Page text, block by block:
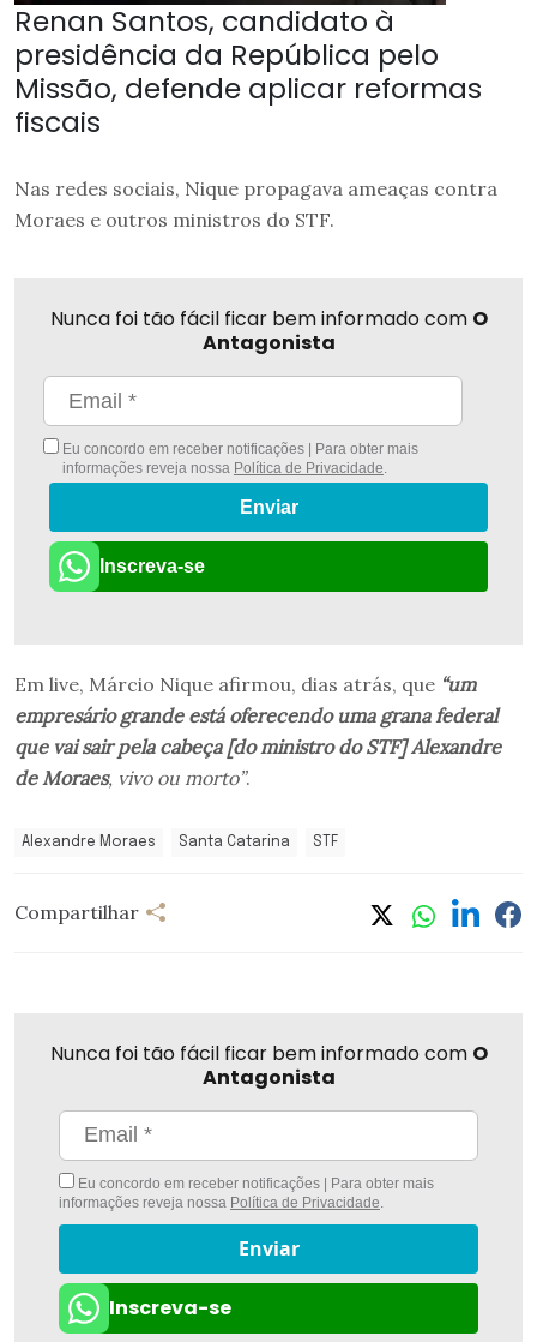
Renan Santos, candidato à
presidência da República pelo
Missão, defende aplicar reformas
fiscais
Nas redes sociais, Nique propagava ameaças contra
Moraes e outros ministros do STF.
Nunca foi tão fácil ficar bem informado com O
Antagonista
Eu concordo em receber notificações | Para obter mais
informações reveja nossa Política de Privacidade.
Enviar
Inscreva-se
Em live, Márcio Nique afirmou, dias atrás, que “um
empresário grande está oferecendo uma grana federal
que vai sair pela cabeça [do ministro do STF] Alexandre
de Moraes, vivo ou morto”.
Alexandre Moraes Santa Catarina STF
Compartilhar
Nunca foi tão fácil ficar bem informado com O
Antagonista
Eu concordo em receber notificações | Para obter mais
informações reveja nossa Política de Privacidade
Enviar
Inscreva-se